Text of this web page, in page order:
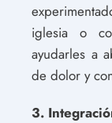
iglesia o
ayudarles a
de dolor y
3.